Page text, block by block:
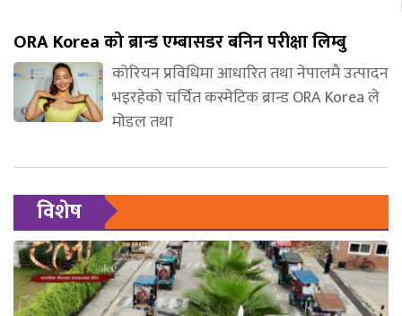
ORA Korea को ब्रान्ड एम्बासडर बनिन परीक्षा लिम्बु
कोरियन प्रविधिमा आधारित तथा नेपालमै उत्पादन
भइरहेको चर्चित कस्मेटिक ब्रान्ड ORA Korea ले
मोडल तथा
विशेष